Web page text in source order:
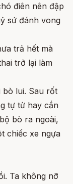
điên nên đập
sứ đánh vong
trả hết mà
trở lại làm
bò lui. Sau rốt
tự tử hay cắn
bò ra ngoài,
chiếc xe ngựa
Ta không nỡ